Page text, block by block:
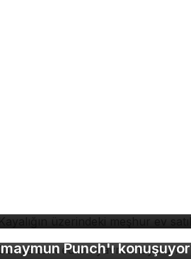
Dünya terk edilen yavru
maymun Punch'ı konuşuyor